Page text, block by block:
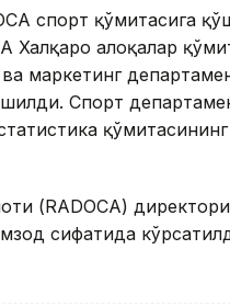
спорт қўмитасига
алоқалар
маркетинг
Спорт
қўмитасининг
(RADOCA)
сифатида